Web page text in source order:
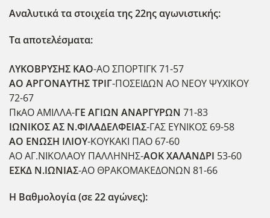
Αναλυτικά τα στοιχεία της 22ης αγωνιστικής:
Τα αποτελέσματα:
ΛΥΚΟΒΡΥΣΗΣ ΚΑΟ-ΑΟ ΣΠΟΡΤΙΓΚ 71-57
ΑΟ ΑΡΓΟΝΑΥΤΗΣ ΤΡΙΓ-ΠΟΣΕΙΔΩΝ ΑΟ ΝΕΟΥ ΨΥΧΙΚΟΥ
72-67
ΠκΑΟ ΑΜΙΛΛΑ-ΓΕ ΑΓΙΩΝ ΑΝΑΡΓΥΡΩΝ 71-83
ΙΩΝΙΚΟΣ ΑΣ Ν.ΦΙΛΑΔΕΛΦΕΙΑΣ-ΓΑΣ ΕΥΝΙΚΟΣ 69-58
ΑΟ ΕΝΩΣΗ ΙΛΙΟΥ-ΚΟΥΚΑΚΙ ΠΑΟ 67-60
ΑΟ ΑΓ.ΝΙΚΟΛΑΟΥ ΠΑΛΛΗΝΗΣ-ΑΟΚ ΧΑΛΑΝΔΡΙ 53-60
ΕΣΚΔ Ν.ΙΩΝΙΑΣ-ΑΟ ΘΡΑΚΟΜΑΚΕΔΟΝΩΝ 81-66
Η Βαθμολογία (σε 22 αγώνες):